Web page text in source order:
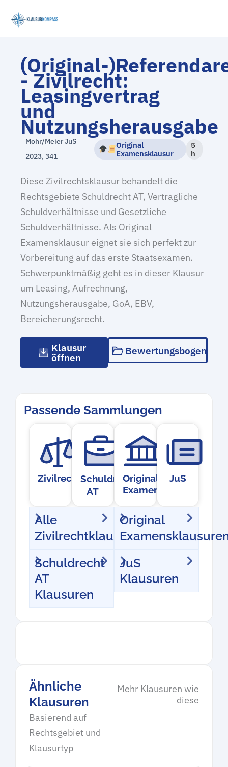
Inhalt
(Original-
- Zivilrecht:
Leasingvertrag
und
Nutzungsherausgabe
Mohr/Meier JuS
2023, 341
Original
Examensklausur
5
h
Diese Zivilrechtsklausur behandelt die
Rechtsgebiete Schuldrecht AT, Vertragliche
Schuldverhältnisse und Gesetzliche
Schuldverhältnisse. Als Original
Examensklausur eignet sie sich perfekt zur
Vorbereitung auf das erste Staatsexamen.
Schwerpunktmäßig geht es in dieser Klausur
um Leasing, Aufrechnung,
Nutzungsherausgabe, GoA, EBV,
Bereicherungsrecht.
Klausur
öffnen
Bewertungsbogen
Passende Sammlungen
ZivilrechtSchuldrecht
AT
Original
Examensklausur
JuS
Alle
Zivilrechtklausuren
Schuldrecht
AT
Klausuren
Original
JuS
Klausuren
Ähnliche
Klausuren
Basierend auf
Rechtsgebiet und
Klausurtyp
Mehr Klausuren wie
diese